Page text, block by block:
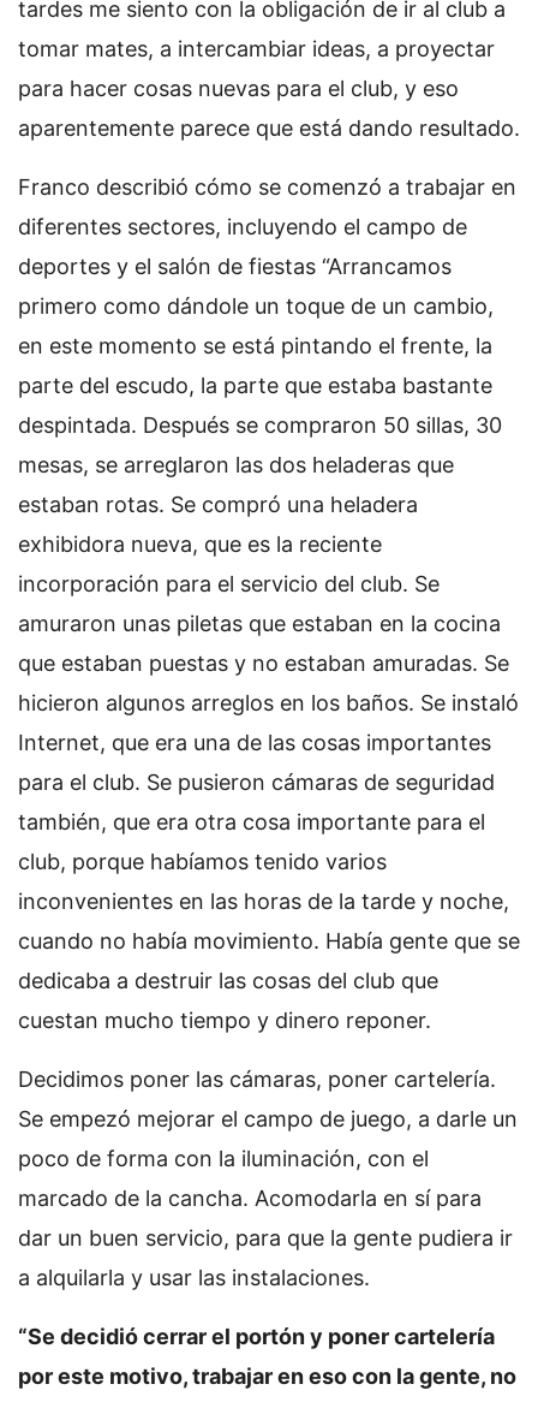
tardes me siento con la obligación de ir al club a
tomar mates, a intercambiar ideas, a proyectar
para hacer cosas nuevas para el club, y eso
aparentemente parece que está dando resultado.
Franco describió cómo se comenzó a trabajar en
diferentes sectores, incluyendo el campo de
deportes y el salón de fiestas “Arrancamos
primero como dándole un toque de un cambio,
en este momento se está pintando el frente, la
parte del escudo, la parte que estaba bastante
despintada. Después se compraron 50 sillas, 30
mesas, se arreglaron las dos heladeras que
estaban rotas. Se compró una heladera
exhibidora nueva, que es la reciente
incorporación para el servicio del club. Se
amuraron unas piletas que estaban en la cocina
que estaban puestas y no estaban amuradas. Se
hicieron algunos arreglos en los baños. Se instaló
Internet, que era una de las cosas importantes
para el club. Se pusieron cámaras de seguridad
también, que era otra cosa importante para el
club, porque habíamos tenido varios
inconvenientes en las horas de la tarde y noche,
cuando no había movimiento. Había gente que se
dedicaba a destruir las cosas del club que
cuestan mucho tiempo y dinero reponer.
Decidimos poner las cámaras, poner cartelería.
Se empezó mejorar el campo de juego, a darle un
poco de forma con la iluminación, con el
marcado de la cancha. Acomodarla en sí para
dar un buen servicio, para que la gente pudiera ir
a alquilarla y usar las instalaciones.
“Se decidió cerrar el portón y poner cartelería
por este motivo, trabajar en eso con la gente, no